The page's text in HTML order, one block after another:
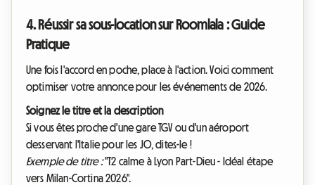
4. Réussir sa sous-location sur Roomlala : Guide
Pratique
Une fois l'accord en poche, place à l'action. Voici comment
optimiser votre annonce pour les événements de 2026.
Soignez le titre et la description
Si vous êtes proche d'une gare TGV ou d'un aéroport
desservant l'Italie pour les JO, dites-le !
Exemple de titre :"T2 calme à Lyon Part-Dieu - Idéal étape
vers Milan-Cortina 2026".